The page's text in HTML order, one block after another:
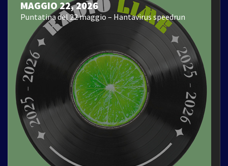
MAGGIO 22, 2026
Puntatina del 22 maggio – Hantavirus speedrun